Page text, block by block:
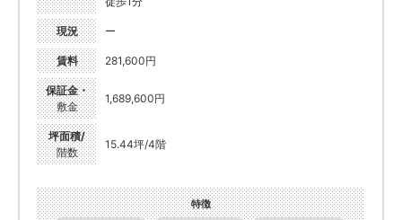
現況 ー
賃料 281,600円
保証金・
敷金
1,689,600円
坪面積/
階数
15.44坪/4階
特徴